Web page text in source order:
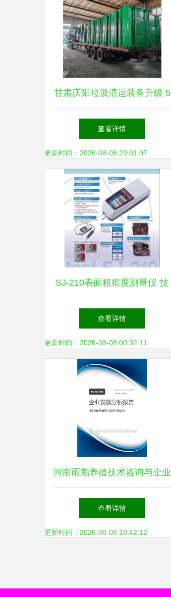
甘肃庆阳垃圾清运装备升级 5
辆勾臂车与19个垃圾箱发货背
后的技术与服务
查看详情
更新时间：2026-08-08 20:01:07
SJ-210表面粗糙度测量仪 技
术特点、应用场景与操作维护
指南
查看详情
更新时间：2026-08-08 00:32:11
河南雨鹅养殖技术咨询与企业
发展战略分析报告
查看详情
更新时间：2026-08-08 10:42:12